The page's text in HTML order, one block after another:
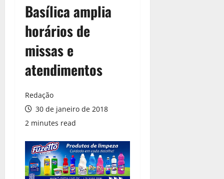
Basílica amplia
horários de
missas e
atendimentos
Redação
30 de janeiro de 2018
2 minutes read